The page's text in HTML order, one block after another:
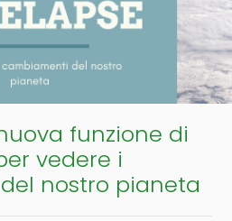
funzione di
vedere i
nostro pianeta